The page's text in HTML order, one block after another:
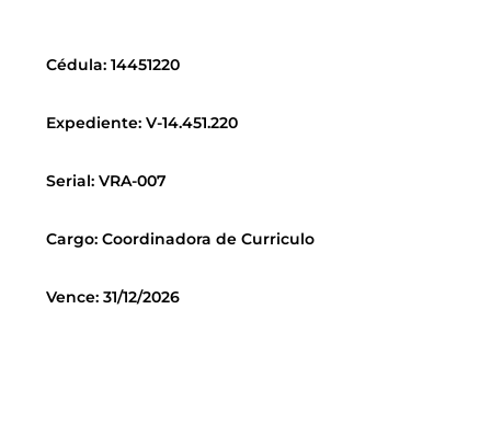
Cédula: 14451220
Expediente: V-14.451.220
Serial: VRA-007
Cargo: Coordinadora de Curriculo
Vence: 31/12/2026